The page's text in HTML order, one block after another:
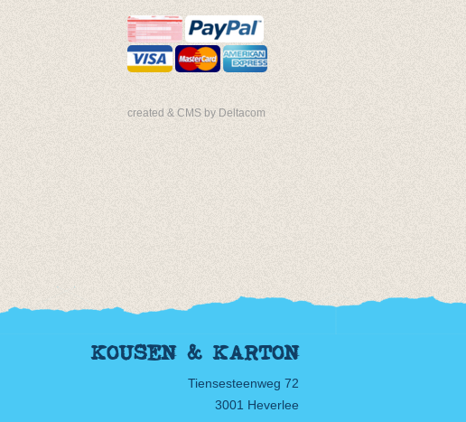
created & CMS by Deltacom
KOUSEN & KARTON
Tiensesteenweg 72
3001 Heverlee